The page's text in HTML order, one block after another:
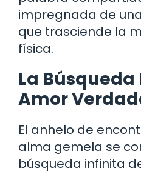
impregnada de
que trasciende la
física.
La
Amor
El anhelo de
alma gemela se
búsqueda infinita